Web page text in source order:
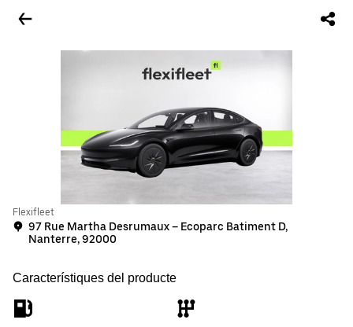
Flexifleet
97 Rue Martha Desrumaux – Ecoparc Batiment D,
Nanterre, 92000
Característiques del producte